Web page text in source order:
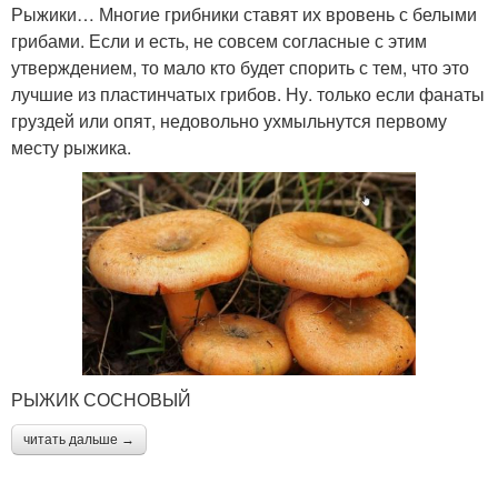
Рыжики… Многие грибники ставят их вровень с белыми
грибами. Если и есть, не совсем согласные с этим
утверждением, то мало кто будет спорить с тем, что это
лучшие из пластинчатых грибов. Ну. только если фанаты
груздей или опят, недовольно ухмыльнутся первому
месту рыжика.
РЫЖИК СОСНОВЫЙ
читать дальше →